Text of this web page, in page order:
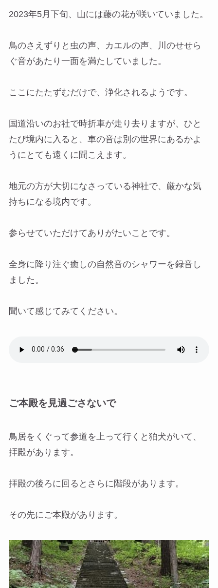
2023年5月下旬、山には藤の花が咲いていました。
鳥のさえずりと虫の声、カエルの声、川のせせら
ぐ音があたり一面を満たしていました。
ここにたたずむだけで、浄化されるようです。
国道沿いのお社で時折車が走り去りますが、ひと
たび境内に入ると、車の音は別の世界にあるかよ
うにとても遠くに聞こえます。
地元の方が大切になさっている神社で、厳かな気
持ちになる境内です。
参らせていただけてありがたいことです。
全身に降り注ぐ癒しの自然音のシャワーを録音し
ました。
聞いて感じてみてください。
ご本殿を見過ごさないで
鳥居をくぐって参道を上って行くと狛犬がいて、
拝殿があります。
拝殿の後ろに回るとさらに階段があります。
その先にご本殿があります。